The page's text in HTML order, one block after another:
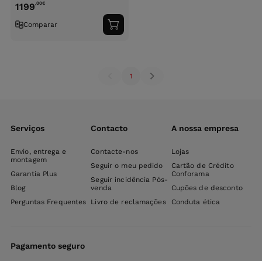
1199,00€
Comparar
Adicionar
ao
1
Serviços
Envio, entrega e
montagem
Garantia Plus
Blog
Perguntas Frequentes
Contacto
Contacte-nos
Seguir o meu pedido
Seguir incidência Pós-
venda
Livro de reclamações
A nossa empresa
Lojas
Cartão de Crédito
Conforama
Cupões de desconto
Conduta ética
Pagamento seguro